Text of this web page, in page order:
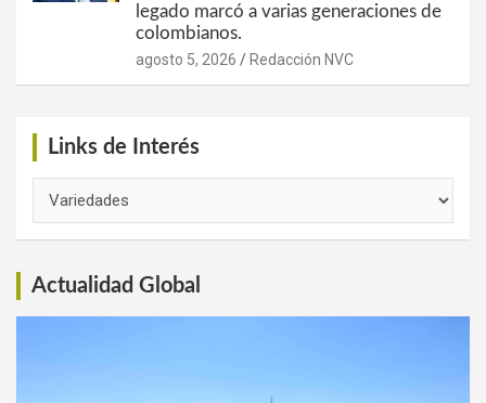
legado marcó a varias generaciones de
colombianos.
agosto 5, 2026 Redacción NVC
Links de Interés
Actualidad Global